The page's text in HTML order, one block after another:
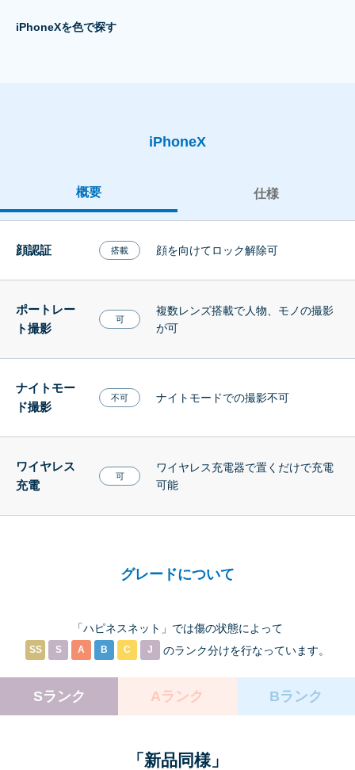
iPhoneXを色で探す
iPhoneX
概要 仕様
顔認証 搭載 顔を向けてロック解除可
ポートレー
ト撮影
可
複数レンズ搭載で人物、モノの撮影
が可
ナイトモー
ド撮影
不可 ナイトモードでの撮影不可
ワイヤレス
充電
可
ワイヤレス充電器で置くだけで充電
可能
グレードについて
「ハピネスネット」では傷の状態によって
SS S A B C J のランク分けを行なっています。
Sランク Aランク Bランク
「新品同様」